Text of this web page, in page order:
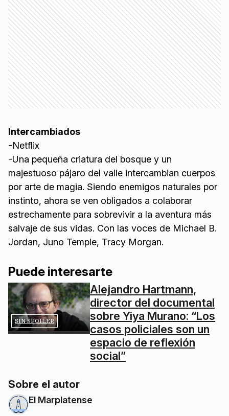
Intercambiados
-Netflix
-Una pequeña criatura del bosque y un
majestuoso pájaro del valle intercambian cuerpos
por arte de magia. Siendo enemigos naturales por
instinto, ahora se ven obligados a colaborar
estrechamente para sobrevivir a la aventura más
salvaje de sus vidas. Con las voces de Michael B.
Jordan, Juno Temple, Tracy Morgan.
Puede interesarte
SIN SPOILER
Alejandro Hartmann,
director del documental
sobre Yiya Murano: “Los
casos policiales son un
espacio de reflexión
social”
Sobre el autor
El Marplatense